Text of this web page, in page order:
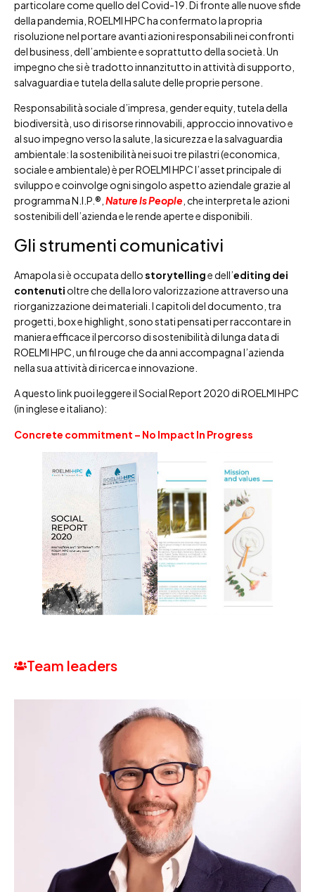
particolare come quello del Covid-19. Di fronte alle nuove sfide
della pandemia, ROELMI HPC ha confermato la propria
risoluzione nel portare avanti azioni responsabili nei confronti
del business, dell’ambiente e soprattutto della società. Un
impegno che si è tradotto innanzitutto in attività di supporto,
salvaguardia e tutela della salute delle proprie persone.
Responsabilità sociale d’impresa, gender equity, tutela della
biodiversità, uso di risorse rinnovabili, approccio innovativo e
al suo impegno verso la salute, la sicurezza e la salvaguardia
ambientale: la sostenibilità nei suoi tre pilastri (economica,
sociale e ambientale) è per ROELMI HPC l’asset principale di
sviluppo e coinvolge ogni singolo aspetto aziendale grazie al
programma N.I.P.®, NatureIs People , che interpreta le azioni
sostenibili dell’azienda e le rende aperte e disponibili.
Gli strumenti comunicativi
Amapola si è occupata dellostorytellinge dell’editing dei
contenuti oltre che della loro valorizzazione attraverso una
riorganizzazione dei materiali. I capitoli del documento, tra
progetti, box e highlight, sono stati pensati per raccontare in
maniera efficace il percorso di sostenibilità di lunga data di
ROELMI HPC, un fil rouge che da anni accompagna l’azienda
nella sua attività di ricerca e innovazione.
A questo link puoi leggere il Social Report 2020 di ROELMI HPC
(in inglese e italiano):
Concrete commitment – No Impact In Progress
Team leaders